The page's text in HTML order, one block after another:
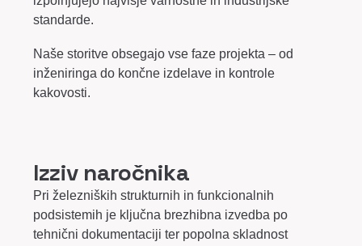
standarde.
Naše storitve obsegajo vse faze projekta – od
inženiringa do končne izdelave in kontrole
kakovosti.
Izziv naročnika
Pri železniških strukturnih in funkcionalnih
podsistemih je ključna brezhibna izvedba po
tehnični dokumentaciji ter popolna skladnost